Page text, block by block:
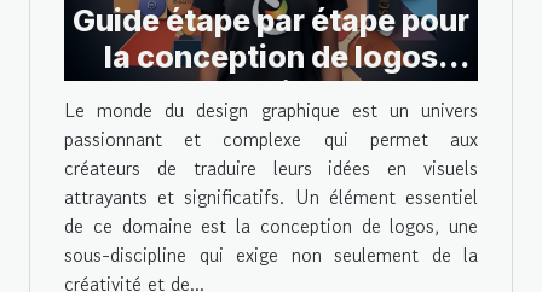
Guide étape par étape pour
la conception de logos
dans Figma
Le monde du design graphique est un univers
passionnant et complexe qui permet aux
créateurs de traduire leurs idées en visuels
attrayants et significatifs. Un élément essentiel
de ce domaine est la conception de logos, une
sous-discipline qui exige non seulement de la
créativité et de...